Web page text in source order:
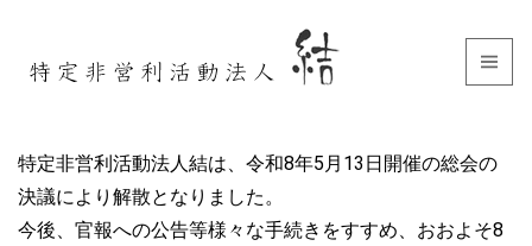
特定非営利活動法人結は、令和8年5月13日開催の総会の
決議により解散となりました。
今後、官報への公告等様々な手続きをすすめ、おおよそ8